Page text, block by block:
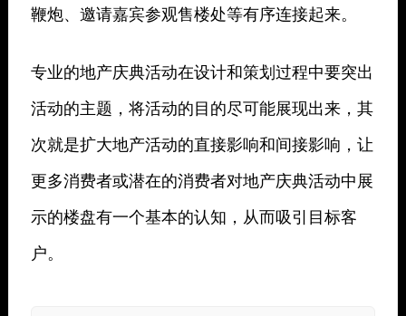
鞭炮、邀请嘉宾参观售楼处等有序连接起来。
专业的地产庆典活动在设计和策划过程中要突出
活动的主题，将活动的目的尽可能展现出来，其
次就是扩大地产活动的直接影响和间接影响，让
更多消费者或潜在的消费者对地产庆典活动中展
示的楼盘有一个基本的认知，从而吸引目标客
户。